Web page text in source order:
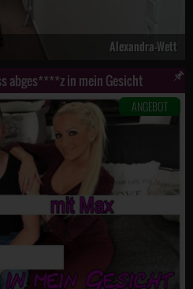
Alexandra-Wett
abges****z in mein Gesicht
ANGEBOT